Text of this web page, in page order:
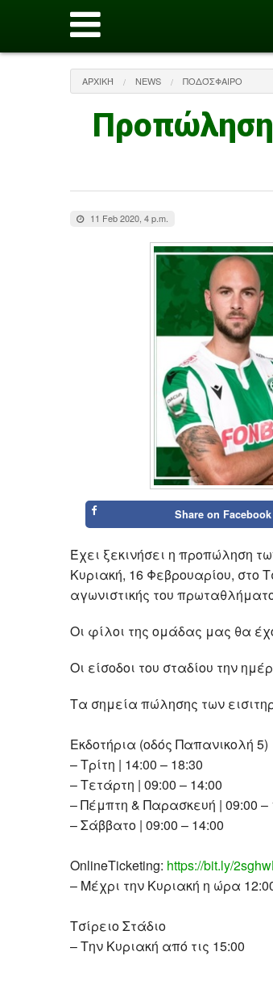
ΑΡΧΙΚΉ NEWS ΠΟΔΌΣΦΑΙΡΟ
Προπώληση
11 Feb 2020, 4 p.m.
Share on Facebook
Έχει ξεκινήσει η προπώληση
Κυριακή, 16 Φεβρουαρίου, στο
αγωνιστικής του
Οι φίλοι της ομάδας μας θα
Οι είσοδοι του σταδίου την
Τα σημεία πώλησης των
Εκδοτήρια (οδός Παπανικολή 5)
– Τρίτη | 14:00 – 18:30
– Τετάρτη | 09:00 – 14:00
– Πέμπτη & Παρασκευή | 09:00 –
– Σάββατο | 09:00 – 14:00
OnlineTicketing: https://bit.ly/
– Μέχρι την Κυριακή η ώρα
Τσίρειο Στάδιο
– Την Κυριακή από τις 15:00